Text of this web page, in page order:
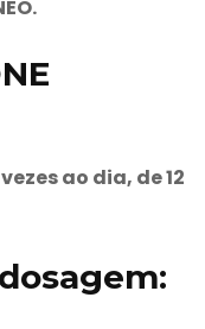
ao dia, de 12